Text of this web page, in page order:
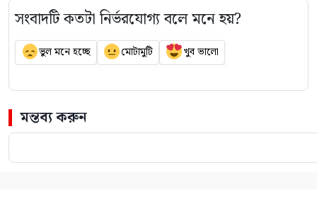
সংবাদটি কতটা নির্ভরযোগ্য বলে মনে হয়?
ভুল মনে হচ্ছে মোটামুটি খুব ভালো
মন্তব্য করুন